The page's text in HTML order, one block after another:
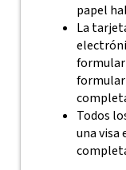
papel
La
Todos
una visa